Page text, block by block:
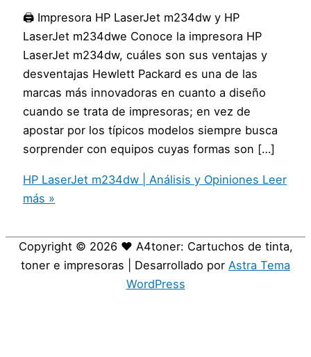
🖨️ Impresora HP LaserJet m234dw y HP
LaserJet m234dwe Conoce la impresora HP
LaserJet m234dw, cuáles son sus ventajas y
desventajas Hewlett Packard es una de las
marcas más innovadoras en cuanto a diseño
cuando se trata de impresoras; en vez de
apostar por los típicos modelos siempre busca
sorprender con equipos cuyas formas son […]
HP LaserJet m234dw | Análisis y Opiniones Leer
más »
Copyright © 2026 ❤️ A4toner: Cartuchos de tinta,
toner e impresoras | Desarrollado por Astra Tema
WordPress